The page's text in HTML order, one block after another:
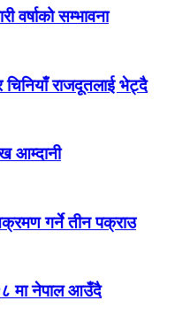
सम्भावना
चिनियाँ राजदूतलाई भेट्दै
आम्दानी
गर्ने तीन पक्राउ
मा नेपाल आउँदै